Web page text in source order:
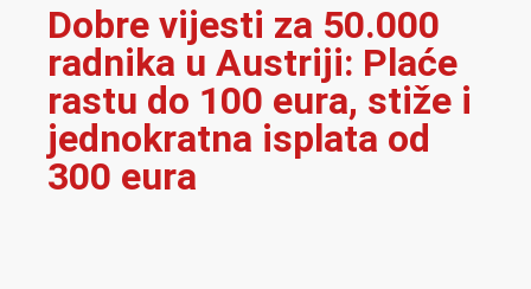
Dobre vijesti za 50.000
radnika u Austriji: Plaće
rastu do 100 eura, stiže i
jednokratna isplata od
300 eura